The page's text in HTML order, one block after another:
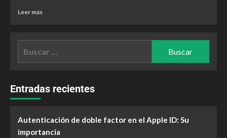
Leer más
Entradas recientes
Autenticación de doble factor en el Apple ID: Su
importancia